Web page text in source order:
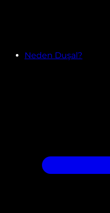
Neden Duşal?